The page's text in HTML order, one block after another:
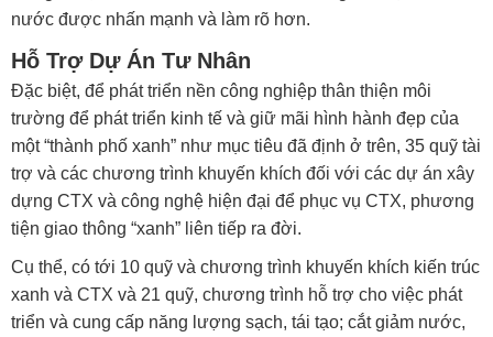
nước được nhấn mạnh và làm rõ hơn.
Hỗ Trợ Dự Án Tư Nhân
Đặc biệt, để phát triển nền công nghiệp thân thiện môi
trường để phát triển kinh tế và giữ mãi hình hành đẹp của
một “thành phố xanh” như mục tiêu đã định ở trên, 35 quỹ tài
trợ và các chương trình khuyến khích đối với các dự án xây
dựng CTX và công nghệ hiện đại để phục vụ CTX, phương
tiện giao thông “xanh” liên tiếp ra đời.
Cụ thể, có tới 10 quỹ và chương trình khuyến khích kiến trúc
xanh và CTX và 21 quỹ, chương trình hỗ trợ cho việc phát
triển và cung cấp năng lượng sạch, tái tạo; cắt giảm nước,